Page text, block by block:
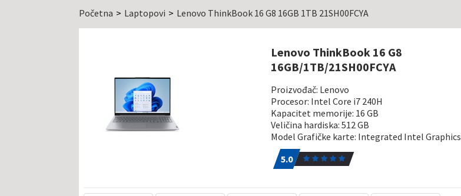
Početna Laptopovi Lenovo ThinkBook 16 G8 16GB 1TB 21SH00FCYA
Lenovo ThinkBook 16 G8
16GB/1TB/21SH00FCYA
Proizvođač: Lenovo
Procesor: Intel Core i7 240H
Kapacitet memorije: 16 GB
Veličina hardiska: 512 GB
Model Grafičke karte: Integrated Intel Graphics
5.01
5.0